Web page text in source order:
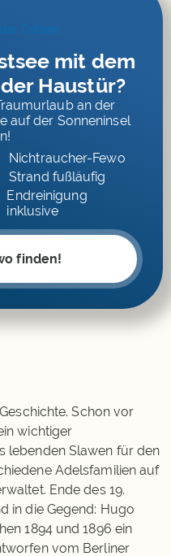
mit dem
Haustür?
an der
auf der Sonneninsel
Nichtraucher-Fewo
Strand fußläufig
Endreinigung
inklusive
finden!
Schon vor
wichtiger
lebenden Slawen für den
Adelsfamilien auf
Ende des 19.
in die Gegend: Hugo
1894 und 1896 ein
vom Berliner